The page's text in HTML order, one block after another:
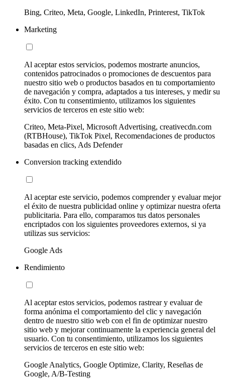
Bing, Criteo, Meta, Google, LinkedIn, Printerest, TikTok
Marketing
Al aceptar estos servicios, podemos mostrarte anuncios,
contenidos patrocinados o promociones de descuentos para
nuestro sitio web o productos basados en tu comportamiento
de navegación y compra, adaptados a tus intereses, y medir su
éxito. Con tu consentimiento, utilizamos los siguientes
servicios de terceros en este sitio web:
Criteo, Meta-Pixel, Microsoft Advertising, creativecdn.com
(RTBHouse), TikTok Pixel, Recomendaciones de productos
basadas en clics, Ads Defender
Conversion tracking extendido
Al aceptar este servicio, podemos comprender y evaluar mejor
el éxito de nuestra publicidad online y optimizar nuestra oferta
publicitaria. Para ello, comparamos tus datos personales
encriptados con los siguientes proveedores externos, si ya
utilizas sus servicios:
Google Ads
Rendimiento
Al aceptar estos servicios, podemos rastrear y evaluar de
forma anónima el comportamiento del clic y navegación
dentro de nuestro sitio web con el fin de optimizar nuestro
sitio web y mejorar continuamente la experiencia general del
usuario. Con tu consentimiento, utilizamos los siguientes
servicios de terceros en este sitio web:
Google Analytics, Google Optimize, Clarity, Reseñas de
Google, A/B-Testing